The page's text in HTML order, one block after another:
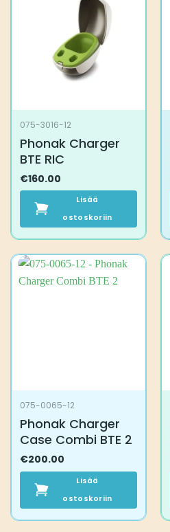
075-3016-12
Phonak Charger
BTE RIC
€160.00
Lisää
ostoskoriin
075-0065-12
Phonak Charger
Case Combi BTE 2
€200.00
Lisää
ostoskoriin